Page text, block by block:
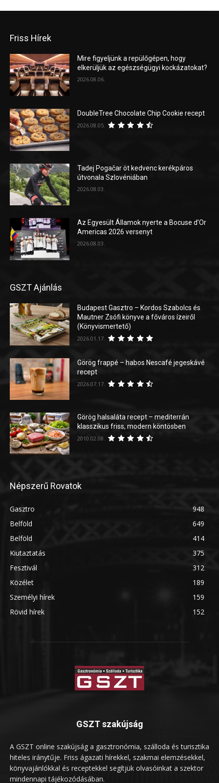
Friss Hírek
Mire figyeljünk a repülőgépen, hogy
elkerüljük az egészségügyi kockázatokat?
2026.08.06.
DoubleTree Chocolate Chip Cookie recept
2026.08.05.
Tadej Pogačar öt kedvenc kerékpáros
útvonala Szlovéniában
2026.08.03.
Az Egyesült Államok nyerte a Bocuse d’Or
Americas 2026 versenyt
2026.08.03.
GSZT Ajánlás
Budapest Gasztro – Kordos Szabolcs és
Mautner Zsófi könyve a főváros ízeiről
(Könyvismertető)
2026.01.17.
Görög frappé – habos Nescafé jegeskávé
recept
2026.07.17.
Görög halsaláta recept – mediterrán
klasszikus friss, modern köntösben
2010.02.08.
Népszerű Rovatok
Gasztro
948
Belföld
649
Belföld
414
Kiutaztatás
375
Fesztivál
312
Közélet
189
Személyi hírek
159
Rövid hírek
152
GSZT szakújság
A GSZT online szakújság a gasztronómia, szálloda és turisztika
hiteles iránytűje. Friss ágazati hírekkel, szakmai elemzésekkel,
könyvajánlókkal és receptekkel segítjük olvasóinkat a szektor
mindennapi tájékozódásában.